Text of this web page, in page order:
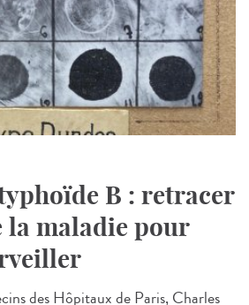
B : retracer
maladie pour
des Hôpitaux de Paris, Charles